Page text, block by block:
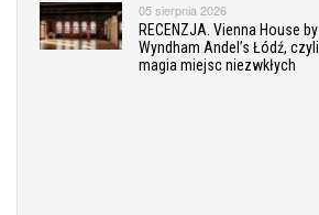
05 sierpnia 2026
RECENZJA. Vienna House by
Wyndham Andel’s Łódź, czyli
magia miejsc niezwkłych